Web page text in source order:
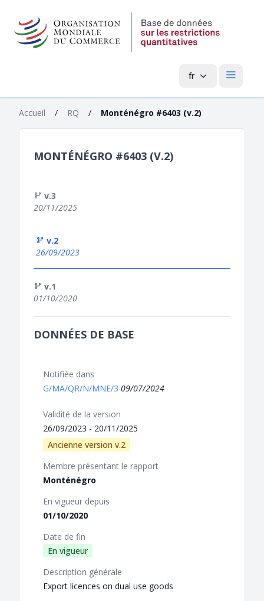
fr Menu
Accueil / RQ / Monténégro #6403 (v.2)
MONTÉNÉGRO #6403 (V.2)
v.3
20/11/2025
v.2
26/09/2023
v.1
01/10/2020
DONNÉES DE BASE
Notifiée dans
G/MA/QR/N/MNE/3 09/07/2024
Validité de la version
26/09/2023 - 20/11/2025
Ancienne version v.2
Membre présentant le rapport
Monténégro
En vigueur depuis
01/10/2020
Date de fin
En vigueur
Description générale
Export licences on dual use goods